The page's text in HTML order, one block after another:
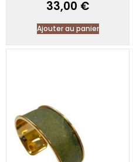
33,00 €
Ajouter au panier